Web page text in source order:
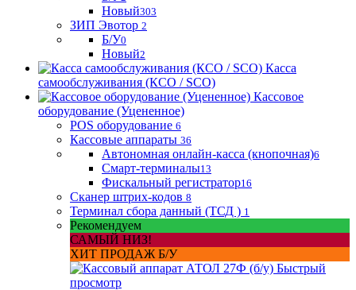
Новый303
ЗИП Эвотор 2
Б/У0
Новый2
Касса
самообслуживания (КСО / SCO)
Кассовое
оборудование (Уцененное)
POS оборудование 6
Кассовые аппараты 36
Автономная онлайн-касса (кнопочная)6
Смарт-терминалы13
Фискальный регистратор16
Сканер штрих-кодов 8
Терминал сбора данный (ТСД ) 1
Рекомендуем
САМЫЙ НИЗ!
ХИТ ПРОДАЖ Б/У
Быстрый
просмотр